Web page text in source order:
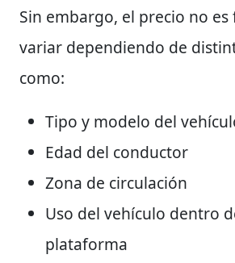
Sin embargo, el precio no
variar dependiendo de
como:
Tipo y modelo del
Edad del conductor
Zona de circulación
Uso del vehículo dentro
plataforma